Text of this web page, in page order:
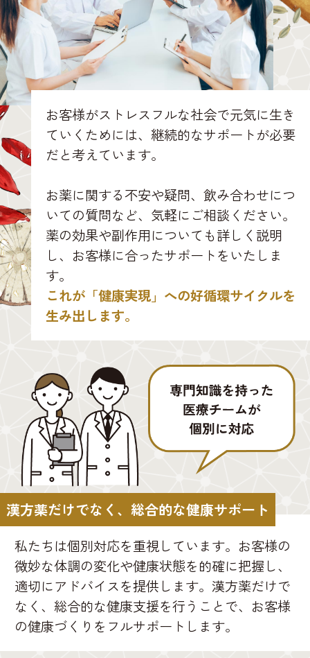
お客様がストレスフルな社会で元気に生き
ていくためには、継続的なサポートが必要
だと考えています。
お薬に関する不安や疑問、飲み合わせにつ
いての質問など、気軽にご相談ください。
薬の効果や副作用についても詳しく説明
し、お客様に合ったサポートをいたしま
す。
これが「健康実現」への好循環サイクルを
生み出します。
漢方薬だけでなく、総合的な健康サポート
私たちは個別対応を重視しています。お客様の
微妙な体調の変化や健康状態を的確に把握し、
適切にアドバイスを提供します。漢方薬だけで
なく、総合的な健康支援を行うことで、お客様
の健康づくりをフルサポートします。